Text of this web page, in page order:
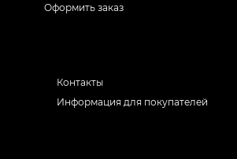
Оформить заказ
Контакты
Информация для покупателей